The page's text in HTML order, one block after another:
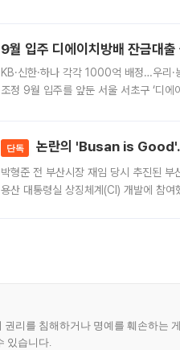
9월 입주 디에이치방배 잔금대
KB·신한·하나 각각 1000억 배정…우리
조정 9월 입주를 앞둔 서울 서초구 ‘디
단독 논란의 'Busan is
박형준 전 부산시장 재임 당시 추진된
용산 대통령실 상징체계(CI) 개발에 참